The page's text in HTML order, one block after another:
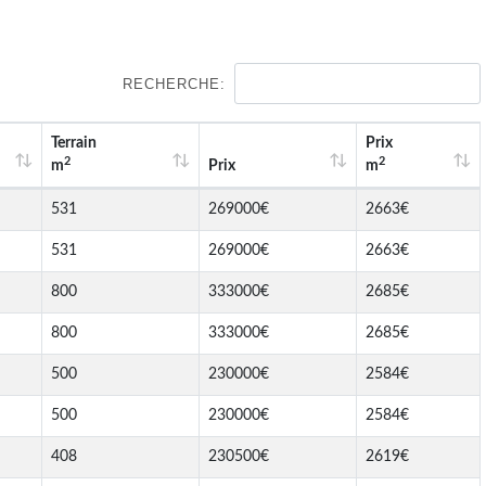
RECHERCHE:
Terrain
m2 Prix
Prix
m2
531 269000€ 2663€
531 269000€ 2663€
800 333000€ 2685€
800 333000€ 2685€
500 230000€ 2584€
500 230000€ 2584€
408 230500€ 2619€